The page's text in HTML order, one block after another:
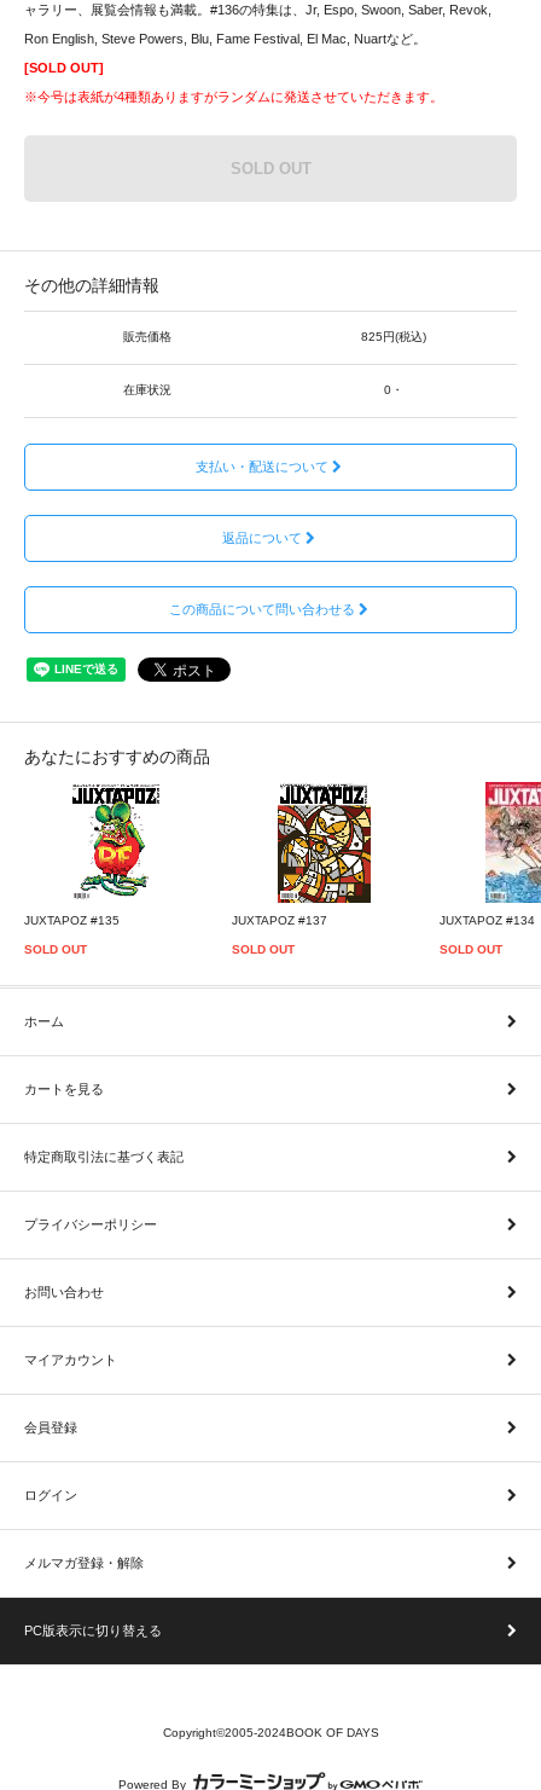
ャラリー、展覧会情報も満載。#136の特集は、Jr, Espo, Swoon, Saber, Revok,
Ron English, Steve Powers, Blu, Fame Festival, El Mac, Nuartなど。
[SOLD OUT]
※今号は表紙が4種類ありますがランダムに発送させていただきます。
SOLD OUT
その他の詳細情報
販売価格 825円(税込)
在庫状況 0・
支払い・配送について
返品について
この商品について問い合わせる
あなたにおすすめの商品
JUXTAPOZ #135
SOLD OUT
JUXTAPOZ #137
SOLD OUT
JUXTAPOZ #134
SOLD OUT
ホーム
カートを見る
特定商取引法に基づく表記
プライバシーポリシー
お問い合わせ
マイアカウント
会員登録
ログイン
メルマガ登録・解除
PC版表示に切り替える
Copyright©2005-2024BOOK OF DAYS
Powered By